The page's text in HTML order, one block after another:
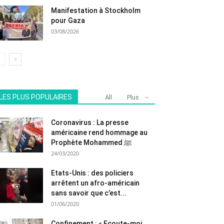
Manifestation à Stockholm
pour Gaza
03/08/2026
PLUS POPULAIRES All Plus
Coronavirus : La presse
américaine rend hommage au
Prophète Mohammed ﷺ
24/03/2020
Etats-Unis : des policiers
arrêtent un afro-américain
sans savoir que c’est...
01/06/2020